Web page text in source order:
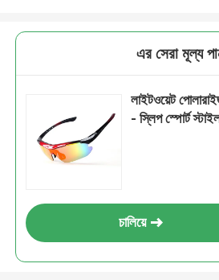
এর সেরা মূল্য
লাইটওয়েট
- স্লিপ স্পোর্ট
চালিয়ে